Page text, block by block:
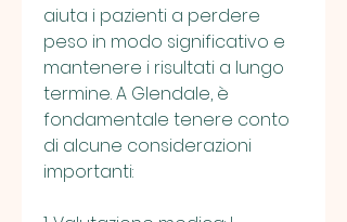
aiuta i pazienti a perdere
peso in modo significativo e
mantenere i risultati a lungo
termine. A Glendale, è
fondamentale tenere conto
di alcune considerazioni
importanti: